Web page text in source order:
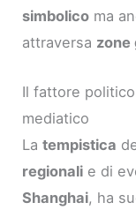
simbolico ma
attraversa zone
Il fattore
mediatico
Latempistica
regionali e di
Shanghai, ha